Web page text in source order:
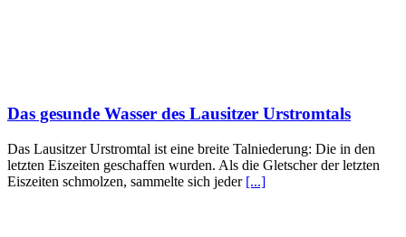
Das gesunde Wasser des Lausitzer Urstromtals
Das Lausitzer Urstromtal ist eine breite Talniederung: Die in den
letzten Eiszeiten geschaffen wurden. Als die Gletscher der letzten
Eiszeiten schmolzen, sammelte sich jeder [...]